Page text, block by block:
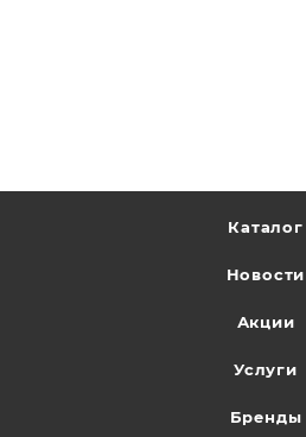
Каталог
Новости
Акции
Услуги
Бренды